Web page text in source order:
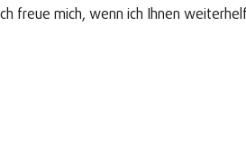
freue mich, wenn ich Ihnen